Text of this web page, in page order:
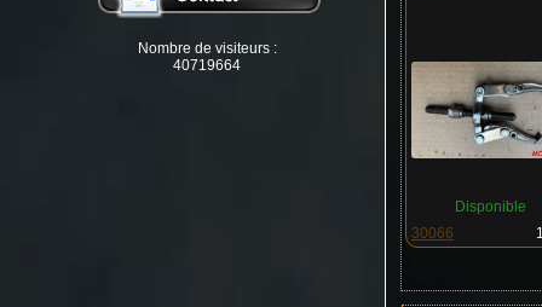
Nombre de visiteurs :
40719664
Disponible
30066